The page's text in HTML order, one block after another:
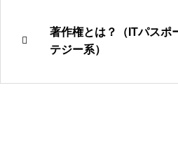
著作権とは？（ITパスポ
テジー系）